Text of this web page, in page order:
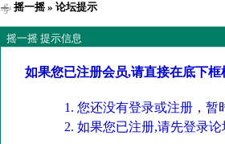
摇一摇» 论坛提示
摇一摇 提示信息
如果您已注册会员,请直接在底下
您还没有登录或注册，暂
如果您已注册,请先登录